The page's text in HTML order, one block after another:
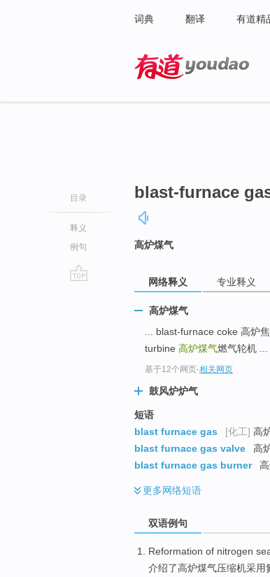
词典 翻译 有道精
目录
释义
例句
blast-furnace
高炉煤气
网络释义 专业释义
高炉煤气
... blast-furnace coke 高炉
turbine 高炉煤气燃气轮机 ...
基于12个网页-相关网页
鼓风炉炉气
短语
blast furnace gas
[化工] 高
blast furnace gas valve
高
blast furnace gas burner
更多网络短语
双语例句
Reformation of nitrogen
介绍了高炉煤气压缩机采用